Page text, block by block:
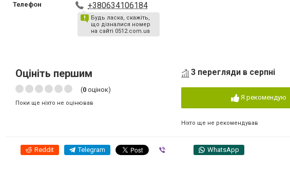
Телефон +380634106184
Будь ласка, скажіть,
що дізналися номер
на сайті 0512.com.ua
Оцініть першим
(0 оцінок)
Поки ще ніхто не оцінював
3 перегляди в серпні
Я рекомендую
Ніхто ще не рекомендував
Reddit Telegram WhatsApp